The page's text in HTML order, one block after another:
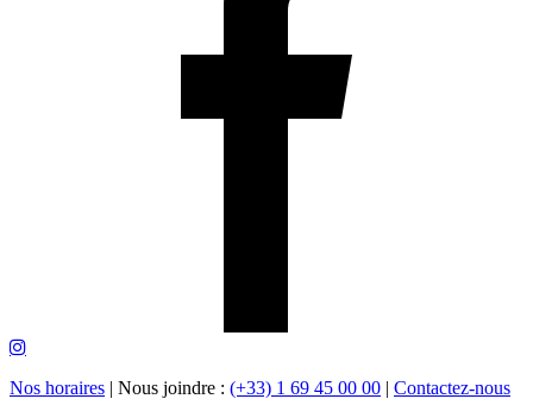
Nos horaires | Nous joindre : (+33) 1 69 45 00 00 | Contactez-nous